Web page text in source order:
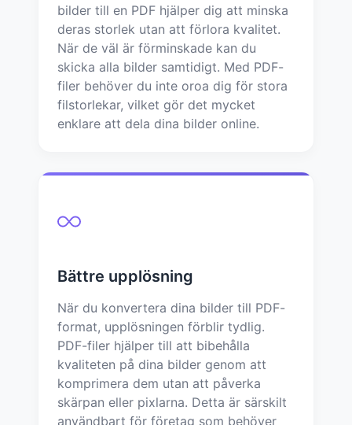
bilder till en PDF hjälper dig att minska
deras storlek utan att förlora kvalitet.
När de väl är förminskade kan du
skicka alla bilder samtidigt. Med PDF-
filer behöver du inte oroa dig för stora
filstorlekar, vilket gör det mycket
enklare att dela dina bilder online.
Bättre upplösning
När du konvertera dina bilder till PDF-
format, upplösningen förblir tydlig.
PDF-filer hjälper till att bibehålla
kvaliteten på dina bilder genom att
komprimera dem utan att påverka
skärpan eller pixlarna. Detta är särskilt
användbart för företag som behöver